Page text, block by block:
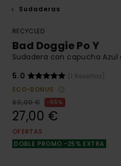
Sudaderas
RECYCLED
Bad Doggie Po Y
Sudadera con capucha Azul
5.0
(1 Reseñas)
ECO-BONUS
60,00 €
55%
27,00 €
OFERTAS
DOBLE PROMO -25% EXTRA